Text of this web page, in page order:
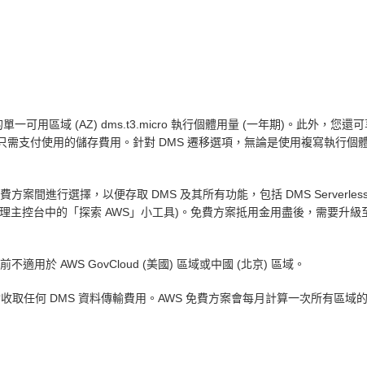
一可用區域 (AZ) dms.t3.micro 執行個體用量 (一年期)。此外，您還
支付使用的儲存費用。針對 DMS 遷移選項，無論是使用複寫執行個
案間進行選擇，以便存取 DMS 及其所有功能，包括 DMS
控台中的「探索 AWS」小工具)。免費方案抵用金用盡後，需要升
不適用於 AWS GovCloud (美國) 區域或中國 (北京) 區域。
任何 DMS 資料傳輸費用。AWS 免費方案會每月計算一次所有區域